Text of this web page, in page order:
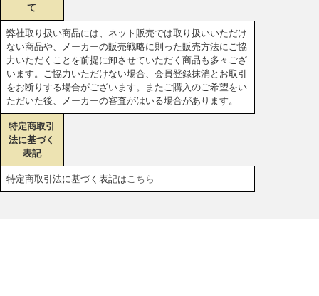
て
弊社取り扱い商品には、ネット販売では取り扱いいただけ
ない商品や、メーカーの販売戦略に則った販売方法にご協
力いただくことを前提に卸させていただく商品も多々ござ
います。ご協力いただけない場合、会員登録抹消とお取引
をお断りする場合がございます。またご購入のご希望をい
ただいた後、メーカーの審査がはいる場合があります。
特定商取引
法に基づく
表記
特定商取引法に基づく表記は こちら